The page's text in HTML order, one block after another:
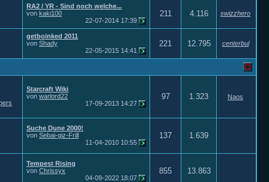
RA2 / YR - Sind noch welche...
von kaki100
22-07-2014 17:39
211 4.116 swizzhero
getboinked 2011
von Shady
22-05-2015 14:41
221 12.795 centerbul
Starcraft Wiki
von warlord22
17-09-2013 14:27
97 1.323 Naos
Suche Dune 2000!
von Sebai-giz-Frill
11-04-2010 10:55
137 1.639
Tempest Rising
von Chrissyx
04-09-2022 18:07
855 13.863